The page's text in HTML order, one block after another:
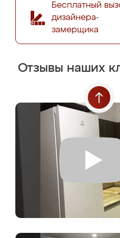
Бесплатный
дизайнера-
замерщика
Отзывы наших